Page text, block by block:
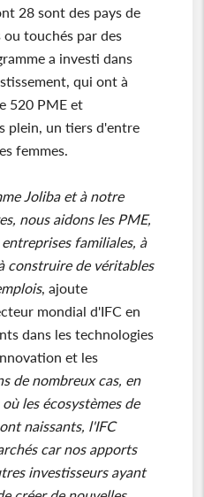
28 sont des pays de
touchés par des
a investi dans
qui ont à
520 PME et
plein, un tiers d'entre
femmes.
Joliba et à notre
nous aidons les PME,
familiales, à
construire de véritables
, ajoute
mondial d'IFC en
dans les technologies
et les
de nombreux cas, en
les écosystèmes de
naissants, l'IFC
car nos apports
investisseurs ayant